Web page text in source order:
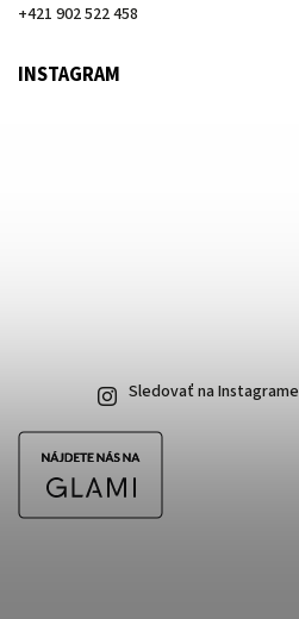
+421 902 522 458
INSTAGRAM
Sledovať na Instagrame